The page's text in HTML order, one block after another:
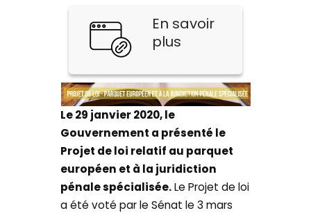
En savoir
plus
Le 29 janvier 2020, le
Gouvernement a présenté le
Projet de loi relatif au parquet
européen et à la juridiction
pénale spécialisée.Le Projet de loi
a été voté par le Sénat le 3 mars